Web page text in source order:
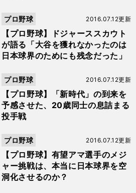
【プロ野球】ドジャーススカウト
が語る「大谷を獲れなかったのは
日本球界のためにも残念だった」
2016.07.12更新
プロ野球
【プロ野球】「新時代」の到来を
予感させた、20歳同士の息詰まる
投手戦
2016.07.12更新
プロ野球
【プロ野球】有望アマ選手のメジ
ャー挑戦は、本当に日本球界を空
洞化させるのか？
2016.07.12更新
プロ野球